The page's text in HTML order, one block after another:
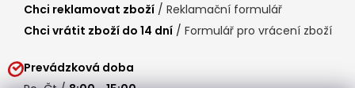
Chci reklamovat zboží / Reklamační formulář
Chci vrátit zboží do 14 dní / Formulář pro vrácení zboží
Prevádzková doba